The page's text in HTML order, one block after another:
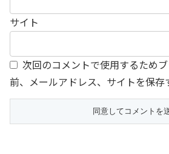
サイト
次回のコメントで使用するため
前、メールアドレス、サイトを保存